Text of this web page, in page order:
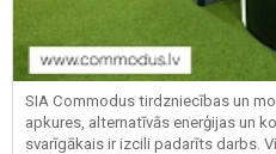
SIA Commodus tirdzniecības un
apkures, alternatīvās enerģijas un
svarīgākais ir izcili padarīts darbs.